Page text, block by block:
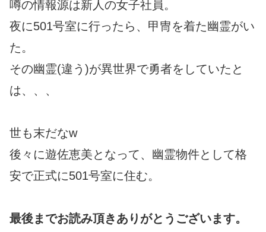
噂の情報源は新人の女子社員。
夜に501号室に行ったら、甲冑を着た幽霊がい
た。
その幽霊(違う)が異世界で勇者をしていたと
は、、、
世も末だなw
後々に遊佐恵美となって、幽霊物件として格
安で正式に501号室に住む。
最後までお読み頂きありがとうございます。